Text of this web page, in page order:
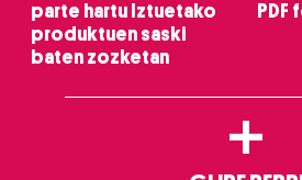
parte hartu Iztuetako
produktuen saski
baten zozketan
PDF
+